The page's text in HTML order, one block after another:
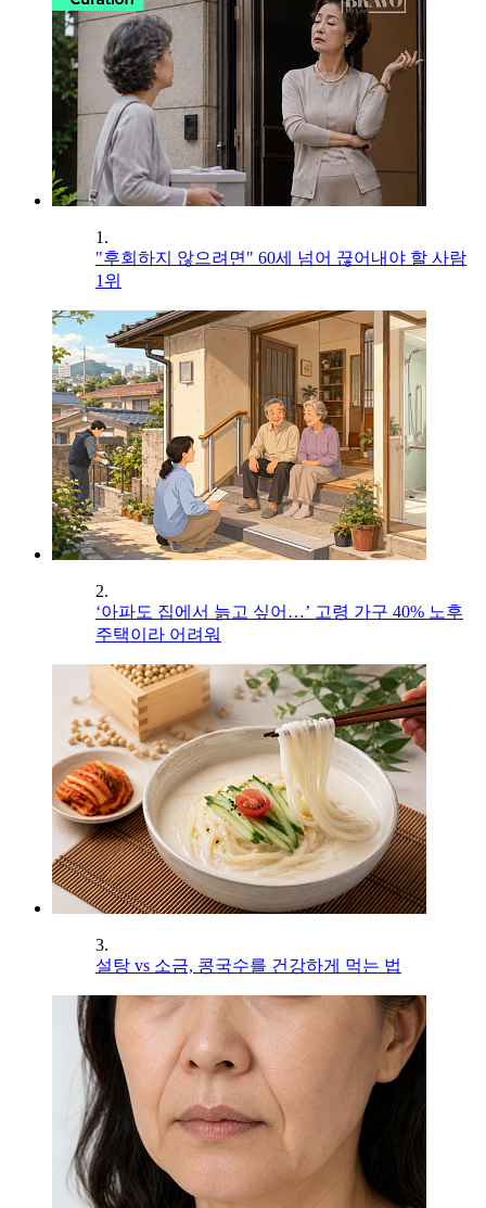
1.
"후회하지 않으려면" 60세 넘어 끊어내야 할 사람
1위
2.
‘아파도 집에서 늙고 싶어…’ 고령 가구 40% 노후
주택이라 어려워
3.
설탕 vs 소금, 콩국수를 건강하게 먹는 법